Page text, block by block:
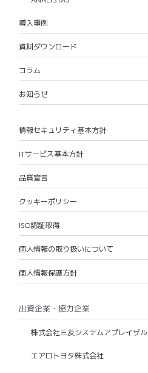
導入事例
資料ダウンロード
コラム
お知らせ
情報セキュリティ基本方針
ITサービス基本方針
品質宣言
クッキーポリシー
ISO認証取得
個人情報の取り扱いについて
個人情報保護方針
出資企業・協力企業
株式会社三友システムアプレイザル
エアロトヨタ株式会社